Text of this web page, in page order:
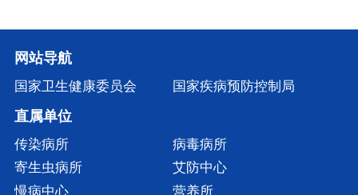
网站导航
国家卫生健康委员会 国家疾病预防控制局
直属单位
传染病所
病毒病所
寄生虫病所
艾防中心
慢病中心
营养所